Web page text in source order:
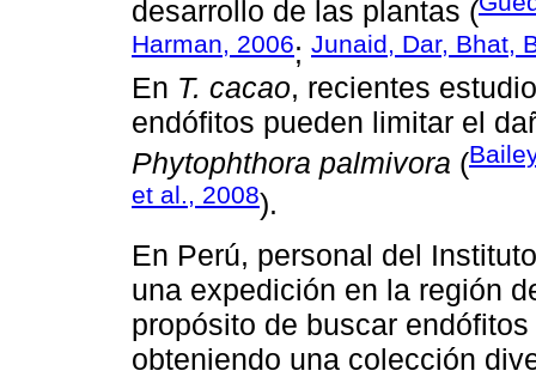
desarrollo de las plantas (
Harman, 2006; Junaid, Dar, Bhat,
En T. cacao, recientes
endófitos pueden limitar el
Phytophthora palmivora (
et al., 2008).
En Perú, personal del
una expedición en la región
propósito de buscar
obteniendo una colección